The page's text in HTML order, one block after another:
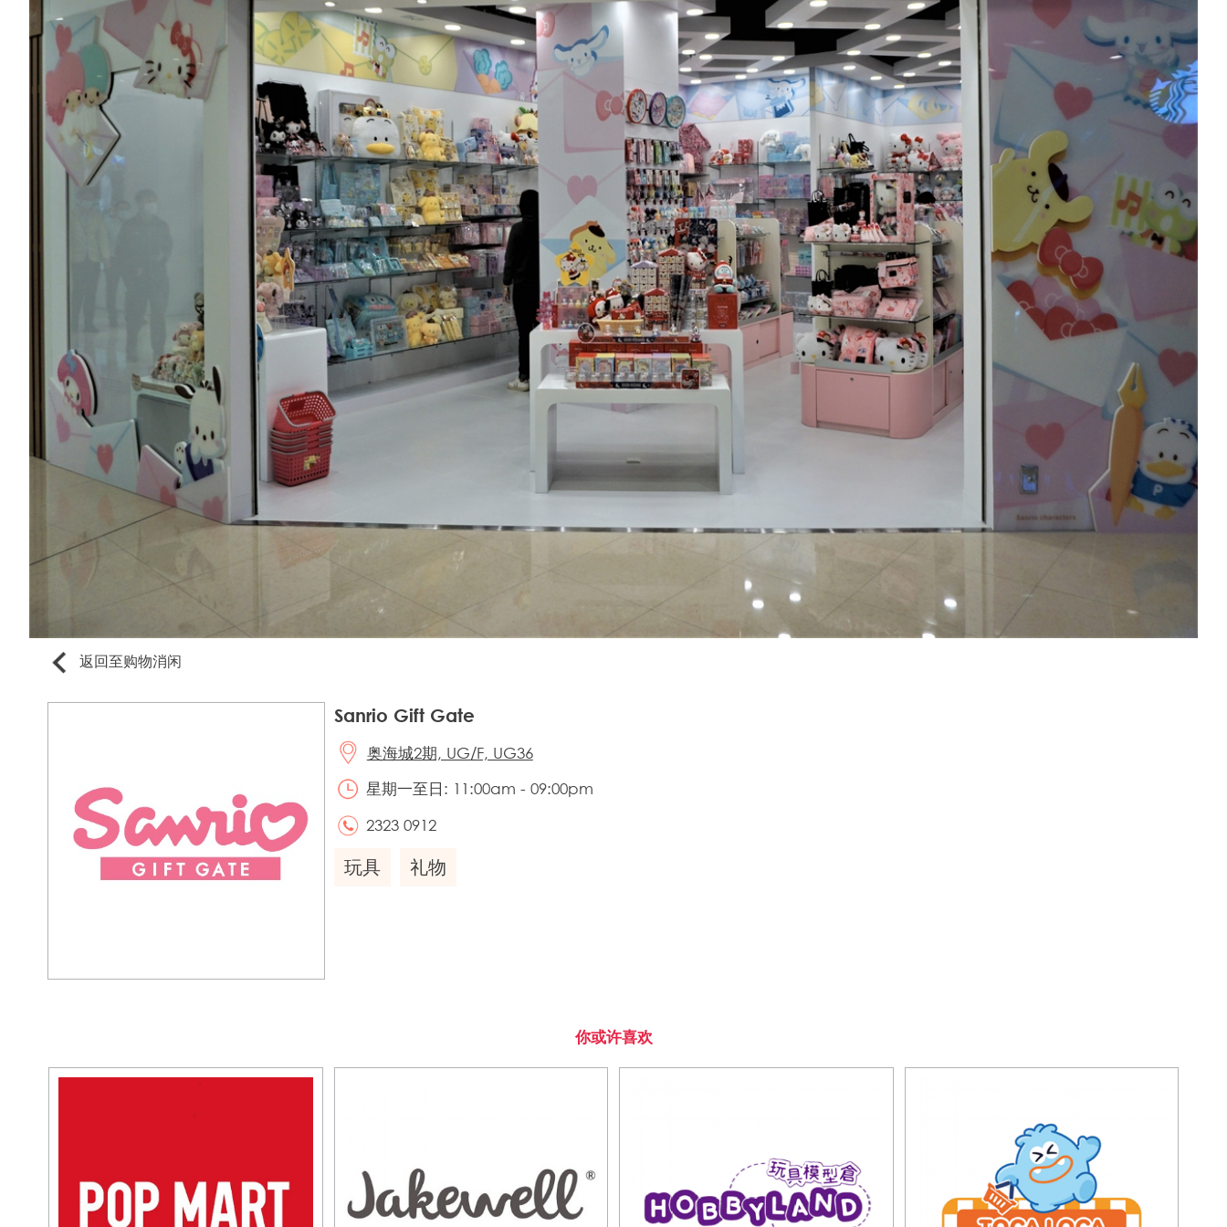
返回至购物消闲
Sanrio Gift Gate
奥海城2期, UG/F, UG36
星期一至日: 11:00am - 09:00pm
2323 0912
玩具 礼物
你或许喜欢